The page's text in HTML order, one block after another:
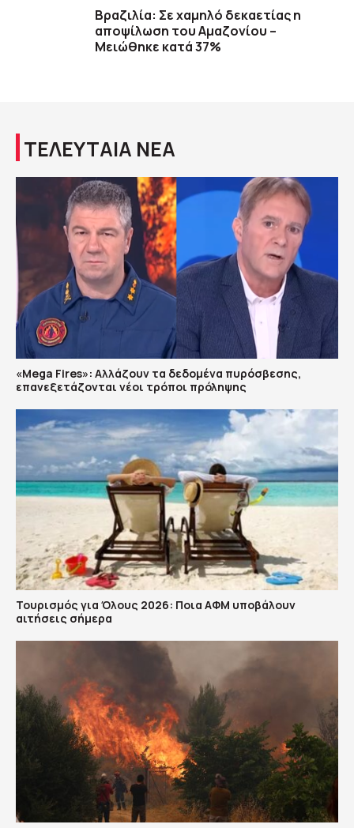
Βραζιλία: Σε χαμηλό δεκαετίας η
αποψίλωση του Αμαζονίου –
Μειώθηκε κατά 37%
ΤΕΛΕΥΤΑΙΑ ΝΕΑ
«Mega Fires»: Αλλάζουν τα δεδομένα πυρόσβεσης,
επανεξετάζονται νέοι τρόποι πρόληψης
Τουρισμός για Όλους 2026: Ποια ΑΦΜ υποβάλουν
αιτήσεις σήμερα